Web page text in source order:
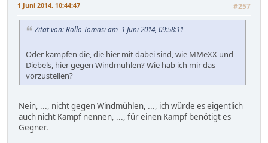
1 Juni 2014, 10:44:47 #257
Zitat von: Rollo Tomasi am 1 Juni 2014, 09:58:11
Oder kämpfen die, die hier mit dabei sind, wie MMeXX und
Diebels, hier gegen Windmühlen? Wie hab ich mir das
vorzustellen?
Nein, ..., nicht gegen Windmühlen, ..., ich würde es eigentlich
auch nicht Kampf nennen, ..., für einen Kampf benötigt es
Gegner.